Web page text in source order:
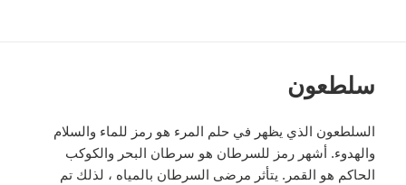
سلطعون
السلطعون الذي يظهر في حلم المرء هو رمز للماء والسلام
والهدوء. أشهر رمز للسرطان هو سرطان البحر والكوكب
الحاكم هو القمر. يتأثر مرضى السرطان بالمياه ، لذلك تم